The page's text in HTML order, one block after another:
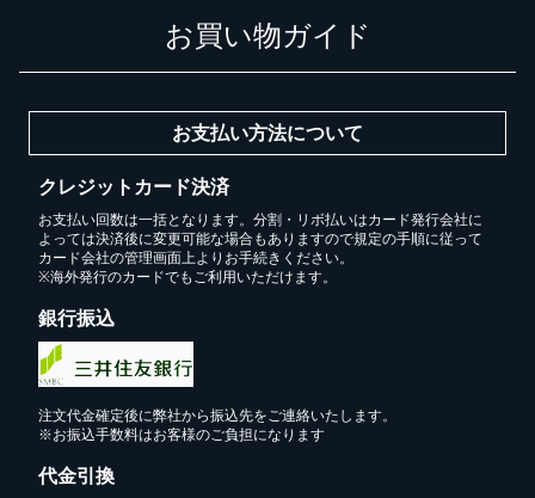
お買い物ガイド
お支払い方法について
クレジットカード決済
お支払い回数は一括となります。分割・リボ払いはカード発行会社に
よっては決済後に変更可能な場合もありますので規定の手順に従って
カード会社の管理画面上よりお手続きください。
※海外発行のカードでもご利用いただけます。
銀行振込
注文代金確定後に弊社から振込先をご連絡いたします。
※お振込手数料はお客様のご負担になります
代金引換
スチールラック3台以上の場合、見積書にてお値引き保証い
たします！
ます(安心保証付き)
無料お見積する